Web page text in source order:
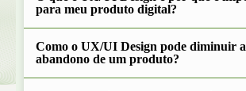
para meu produto digital?
Como o UX/UI Design pode diminuir
abandono de um produto?